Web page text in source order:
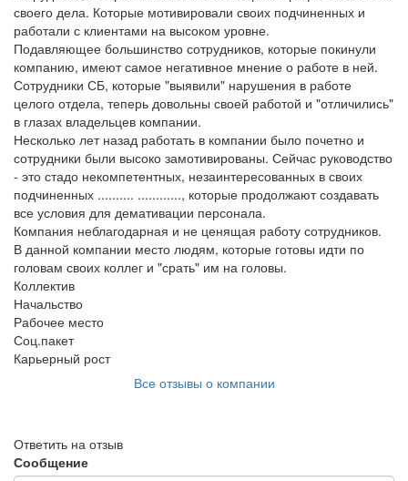
своего дела. Которые мотивировали своих подчиненных и
работали с клиентами на высоком уровне.
Подавляющее большинство сотрудников, которые покинули
компанию, имеют самое негативное мнение о работе в ней.
Сотрудники СБ, которые "выявили" нарушения в работе
целого отдела, теперь довольны своей работой и "отличились"
в глазах владельцев компании.
Несколько лет назад работать в компании было почетно и
сотрудники были высоко замотивированы. Сейчас руководство
- это стадо некомпетентных, незаинтересованных в своих
подчиненных .......... ............, которые продолжают создавать
все условия для демативации персонала.
Компания неблагодарная и не ценящая работу сотрудников.
В данной компании место людям, которые готовы идти по
головам своих коллег и "срать" им на головы.
Коллектив
Начальство
Рабочее место
Соц.пакет
Карьерный рост
Все отзывы о компании
Ответить на отзыв
Сообщение